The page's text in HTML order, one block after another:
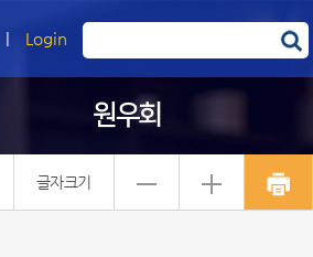
| Login
원우회
글자크기